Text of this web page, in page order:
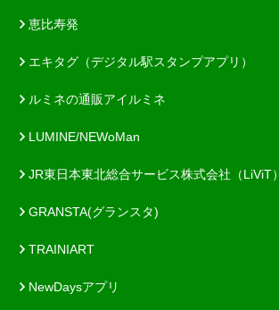
恵比寿発
エキタグ（デジタル駅スタンプアプリ）
ルミネの通販アイルミネ
LUMINE/NEWoMan
JR東日本東北総合サービス株式会社（LiViT）
GRANSTA(グランスタ)
TRAINIART
NewDaysアプリ